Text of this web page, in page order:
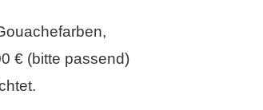
€ (bitte passend)